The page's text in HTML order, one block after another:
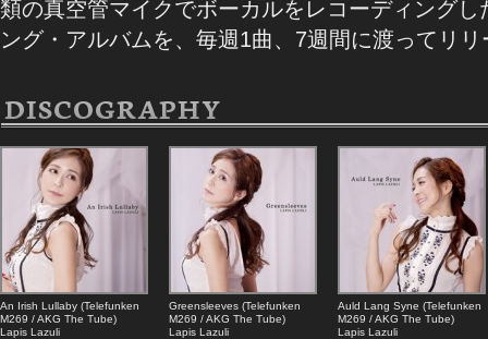
類の真空管マイクでボーカルをレコーディング
ング・アルバムを、毎週1曲、7週間に渡ってリ
DISCOGRAPHY
An Irish Lullaby (Telefunken
M269 / AKG The Tube)
Lapis Lazuli
Greensleeves (Telefunken
M269 / AKG The Tube)
Lapis Lazuli
Auld Lang Syne (Telefunken
M269 / AKG The Tube)
Lapis Lazuli